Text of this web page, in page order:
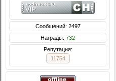
Сообщений: 2497
Награды: 732
Репутация:
11754